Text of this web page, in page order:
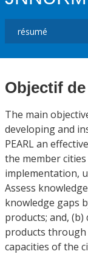
Objectif
The main
developing and
PEARL an
the member
implementation,
Assess
knowledge gaps
products; and,
products through
capacities of the